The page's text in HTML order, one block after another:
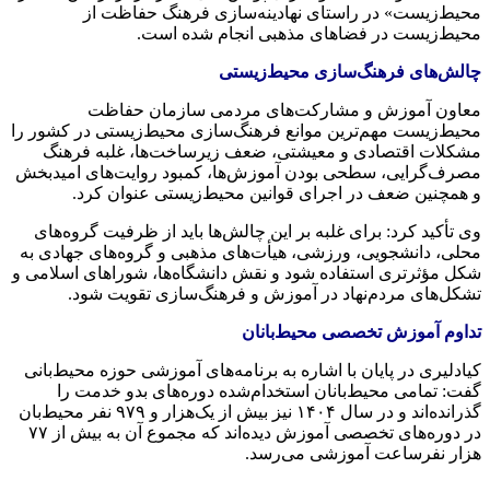
محیط‌زیست» در راستای نهادینه‌سازی فرهنگ حفاظت از
محیط‌زیست در فضاهای مذهبی انجام شده است.
چالش‌های فرهنگ‌سازی محیط‌زیستی
معاون آموزش و مشارکت‌های مردمی سازمان حفاظت
محیط‌زیست مهم‌ترین موانع فرهنگ‌سازی محیط‌زیستی در کشور را
مشکلات اقتصادی و معیشتی، ضعف زیرساخت‌ها، غلبه فرهنگ
مصرف‌گرایی، سطحی بودن آموزش‌ها، کمبود روایت‌های امیدبخش
و همچنین ضعف در اجرای قوانین محیط‌زیستی عنوان کرد.
وی تأکید کرد: برای غلبه بر این چالش‌ها باید از ظرفیت گروه‌های
محلی، دانشجویی، ورزشی، هیأت‌های مذهبی و گروه‌های جهادی به
شکل مؤثرتری استفاده شود و نقش دانشگاه‌ها، شوراهای اسلامی و
تشکل‌های مردم‌نهاد در آموزش و فرهنگ‌سازی تقویت شود.
تداوم آموزش تخصصی محیط‌بانان
کیادلیری در پایان با اشاره به برنامه‌های آموزشی حوزه محیط‌بانی
گفت: تمامی محیط‌بانان استخدام‌شده دوره‌های بدو خدمت را
گذرانده‌اند و در سال ۱۴۰۴ نیز بیش از یک‌هزار و ۹۷۹ نفر محیط‌بان
در دوره‌های تخصصی آموزش دیده‌اند که مجموع آن به بیش از ۷۷
هزار نفرساعت آموزشی می‌رسد.